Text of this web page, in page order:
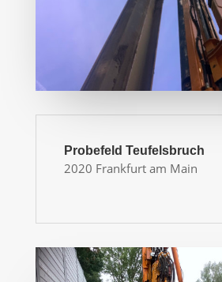
Probefeld Teufelsbruch
2020 Frankfurt am Main